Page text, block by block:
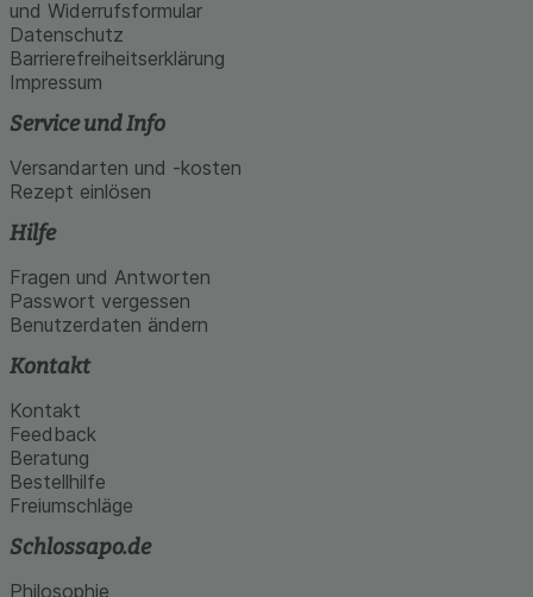
und Widerrufsformular
Datenschutz
Barrierefreiheitserklärung
Impressum
Service und Info
Versandarten und -kosten
Rezept einlösen
Hilfe
Fragen und Antworten
Passwort vergessen
Benutzerdaten ändern
Kontakt
Kontakt
Feedback
Beratung
Bestellhilfe
Freiumschläge
Schlossapo.de
Philosophie